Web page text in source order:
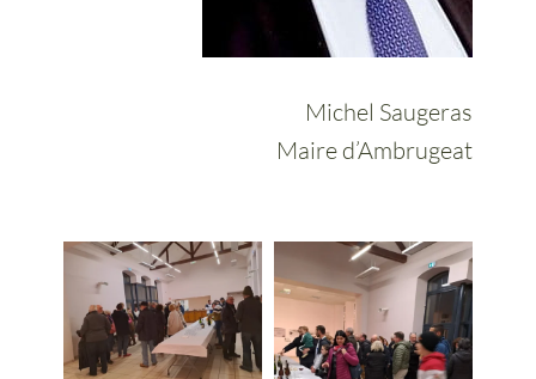
Michel Saugeras
Maire d’Ambrugeat